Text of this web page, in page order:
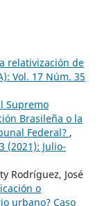
relativización de
Vol. 17 Núm. 35
Supremo
Brasileña o la
Federal? ,
(2021): Julio-
Rodríguez, José
o
urbano? Caso